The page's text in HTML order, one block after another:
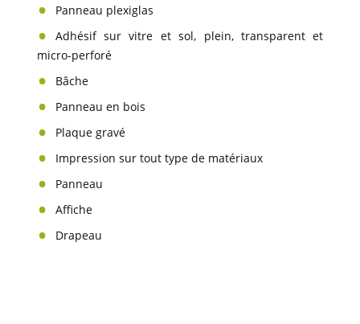
Panneau plexiglas
Adhésif sur vitre et sol, plein, transparent et
micro-perforé
Bâche
Panneau en bois
Plaque gravé
Impression sur tout type de matériaux
Panneau
Affiche
Drapeau